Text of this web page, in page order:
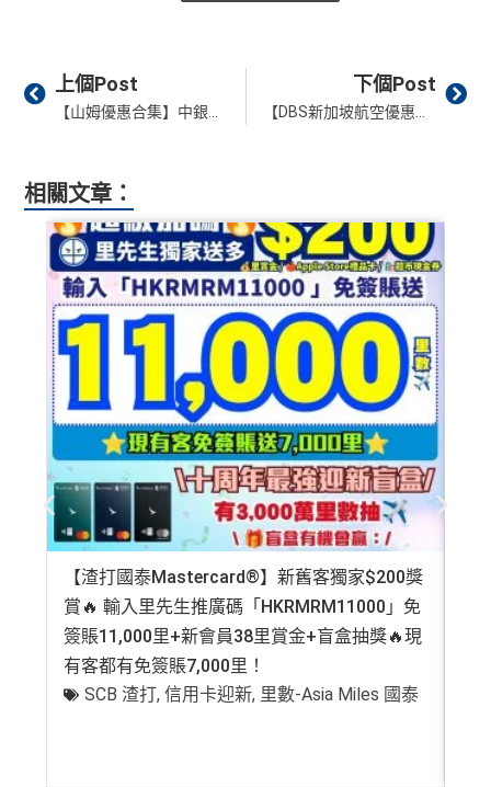
Prev
上個Post 下個Post
相關文章：
【渣打國泰Mastercard®】新舊客獨家$200獎
賞🔥 輸入里先生推廣碼「HKRMRM11000」免
簽賬11,000里+新會員38里賞金+盲盒抽獎🔥現
有客都有免簽賬7,000里！
SCB 渣打,信用卡迎新, 里數-Asia Miles 國泰